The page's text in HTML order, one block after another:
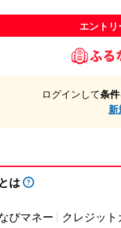
エントリ
ログインして条
新
は
びマネー クレジット